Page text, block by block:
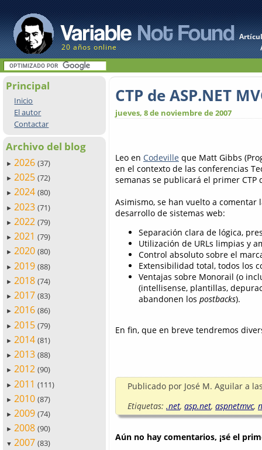
20 años online
Principal
Inicio
El autor
Contactar
Archivo del blog
► 2026 (37)
► 2025 (72)
► 2024 (80)
► 2023 (71)
► 2022 (79)
► 2021 (79)
► 2020 (80)
► 2019 (88)
► 2018 (74)
► 2017 (83)
► 2016 (86)
► 2015 (79)
► 2014 (81)
► 2013 (88)
► 2012 (90)
► 2011 (111)
► 2010 (87)
► 2009 (74)
► 2008 (90)
▼ 2007 (83)
CTP de ASP.NET
jueves, 8 de noviembre de 2007
Leo en Codeville que Matt Gibbs
en el contexto de las conferencias
semanas se publicará el primer CTP
Asimismo, se han vuelto a
desarrollo de sistemas web:
Separación clara de lógica,
Utilización de URLs limpias y
Control absoluto sobre el
Extensibilidad total, todos los
Ventajas sobre Monorail (o
(intellisense, plantillas,
abandonen los postbacks).
En fin, que en breve tendremos
Publicado por José M. Aguilar a
Etiquetas: .net, asp.net, aspnetmvc,
Aún no hay comentarios, ¡sé el